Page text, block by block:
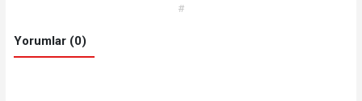
#
Yorumlar (0)